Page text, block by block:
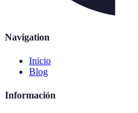
Navigation
Inicio
Blog
Información